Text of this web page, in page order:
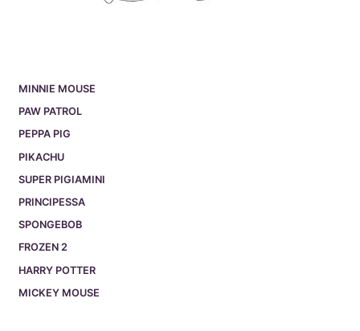
MINNIE MOUSE
PAW PATROL
PEPPA PIG
PIKACHU
SUPER PIGIAMINI
PRINCIPESSA
SPONGEBOB
FROZEN 2
HARRY POTTER
MICKEY MOUSE